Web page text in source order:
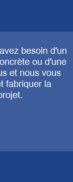
besoin d'un
ou d'une
et nous vous
fabriquer la